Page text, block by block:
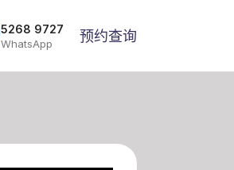
5268 9727
WhatsApp 预约查询